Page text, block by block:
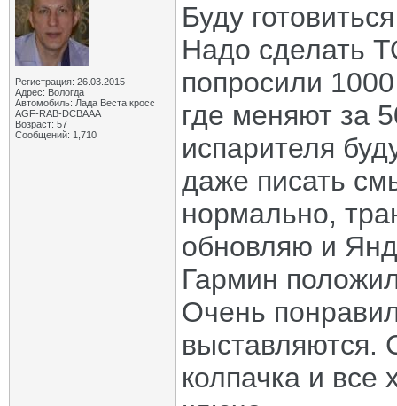
Регистрация: 26.03.2015
Адрес: Вологда
Автомобиль: Лада Веста кросс
AGF-RAB-DCBAAA
Возраст: 57
Сообщений: 1,710
Буду
Надо сделать
попросили
где меняют за
испарителя
даже писать
нормально,
обновляю и
Гармин
Очень
выставляются.
колпачка и